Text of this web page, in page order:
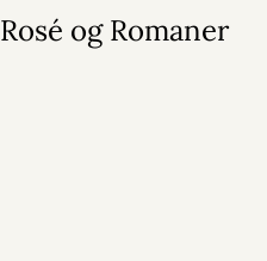
Rosé og Romaner